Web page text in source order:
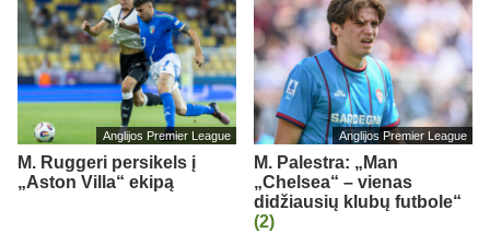
Anglijos Premier League
M. Ruggeri persikels į
„Aston Villa“ ekipą
Anglijos Premier League
M. Palestra: „Man
„Chelsea“ – vienas
didžiausių klubų futbole“
(2)